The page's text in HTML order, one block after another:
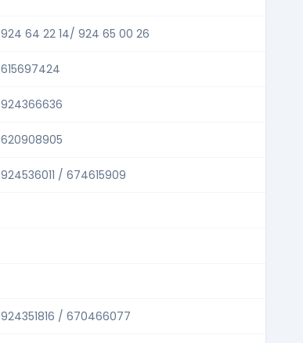
924 64 22 14/ 924 65 00 26
615697424
924366636
620908905
924536011 / 674615909
924351816 / 670466077